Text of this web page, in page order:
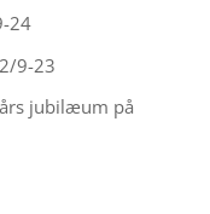
24
9-23
jubilæum på